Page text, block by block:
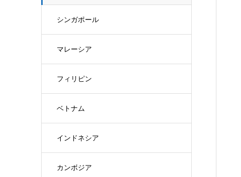
シンガポール
マレーシア
フィリピン
ベトナム
インドネシア
カンボジア